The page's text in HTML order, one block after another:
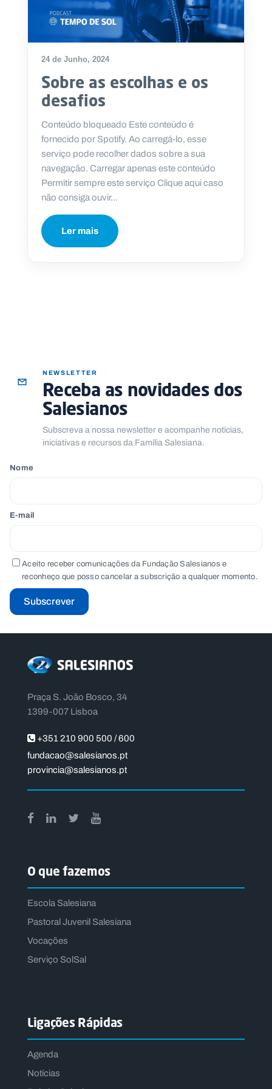
24 de Junho, 2024
Sobre as escolhas e os
desafios
Conteúdo bloqueado Este conteúdo é
fornecido por Spotify. Ao carregá-lo, esse
serviço pode recolher dados sobre a sua
navegação. Carregar apenas este conteúdo
Permitir sempre este serviço Clique aqui caso
não consiga ouvir...
Ler mais
NEWSLETTER
Receba as novidades dos
Salesianos
Subscreva a nossa newsletter e acompanhe notícias,
iniciativas e recursos da Família Salesiana.
Nome
E-mail
Aceito receber comunicações da Fundação Salesianos e
reconheço que posso cancelar a subscrição a qualquer momento.
Subscrever
Praça S. João Bosco, 34
1399-007 Lisboa
+351 210 900 500 / 600
fundacao@salesianos.pt
provincia@salesianos.pt
O que fazemos
Escola Salesiana
Pastoral Juvenil Salesiana
Vocações
Serviço SolSal
Ligações Rápidas
Agenda
Notícias